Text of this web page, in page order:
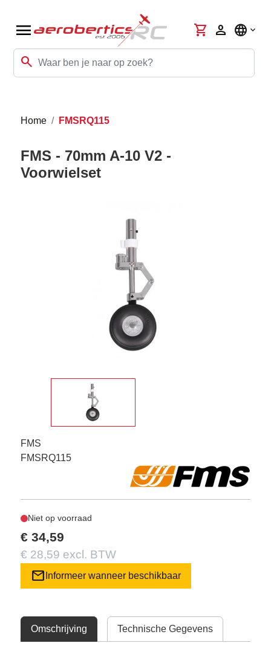
menu
search
shopping_cart person language
Home FMSRQ115
FMS - 70mm A-10 V2 -
Voorwielset
FMS
FMSRQ115
Niet op voorraad
€ 34,59
€ 28,59 excl. BTW
mail Informeer wanneer beschikbaar
Omschrijving Technische Gegevens